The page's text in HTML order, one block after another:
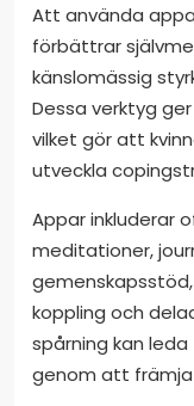
Att använda
förbättrar
känslomässig
Dessa verktyg
vilket gör att
utveckla
Appar inkluderar
meditationer,
koppling och
spårning kan
genom att främja